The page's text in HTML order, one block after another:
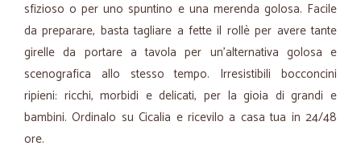
sfizioso o per uno spuntino e una merenda golosa. Facile
da preparare, basta tagliare a fette il rollè per avere tante
girelle da portare a tavola per un'alternativa golosa e
scenografica allo stesso tempo. Irresistibili bocconcini
ripieni: ricchi, morbidi e delicati, per la gioia di grandi e
bambini. Ordinalo su Cicalia e ricevilo a casa tua in 24/48
ore.